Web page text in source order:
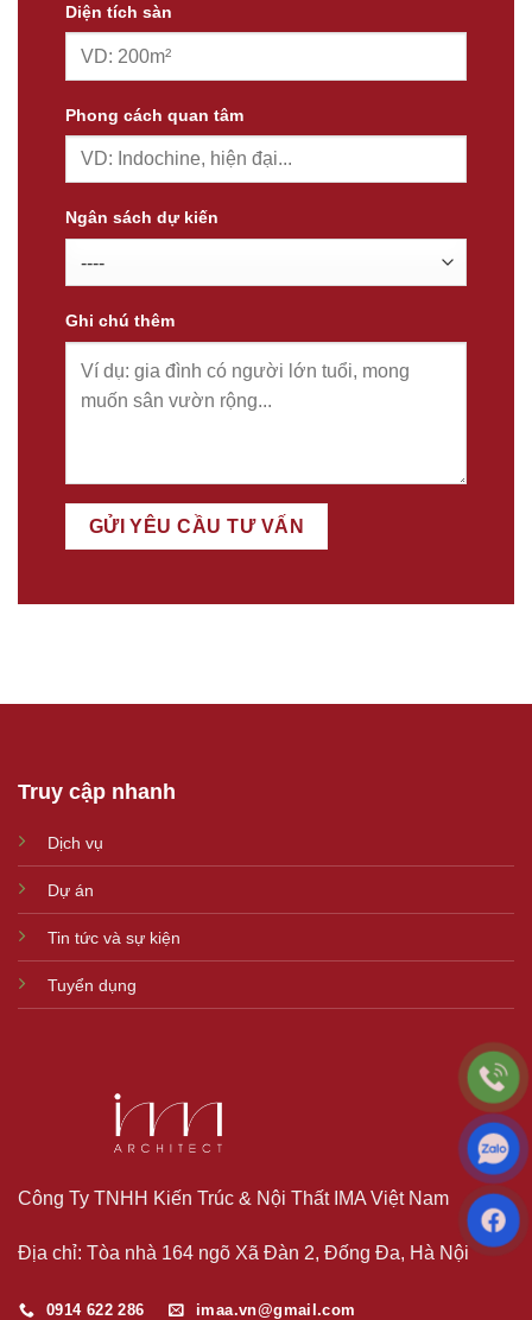
Diện tích sàn
Phong cách quan tâm
Ngân sách dự kiến
Ghi chú thêm
Truy cập nhanh
Dịch vụ
Dự án
Tin tức và sự kiện
Tuyển dụng
Công Ty TNHH Kiến Trúc & Nội Thất IMA Việt Nam
Địa chỉ: Tòa nhà 164 ngõ Xã Đàn 2, Đống Đa, Hà Nội
0914 622 286 imaa.vn@gmail.com